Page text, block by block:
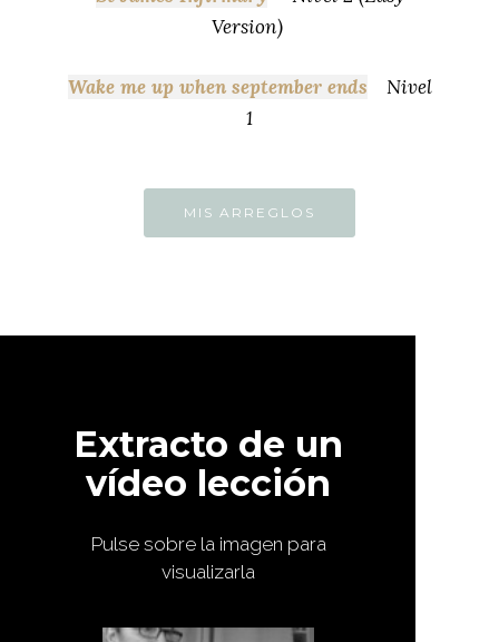
Version)
Wake me up when september ends
Nivel
1
MIS ARREGLOS
Extracto de un
vídeo lección
Pulse sobre la imagen para
visualizarla